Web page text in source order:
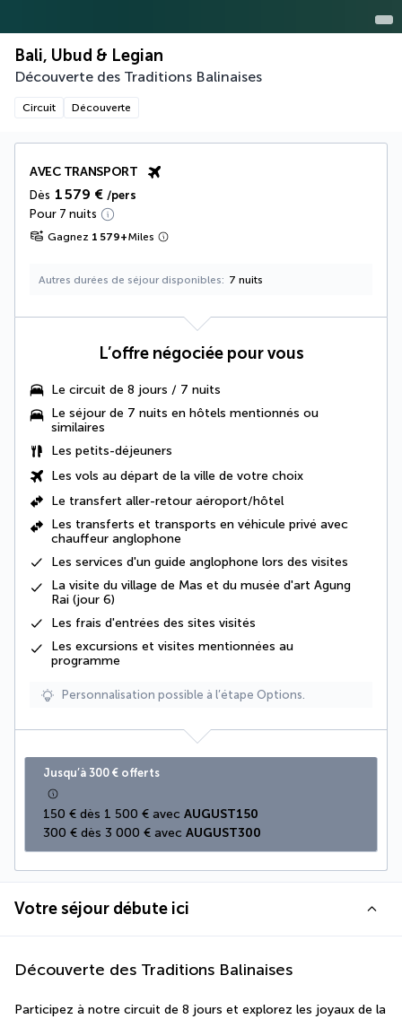
Bali, Ubud & Legian
Découverte des Traditions Balinaises
Circuit Découverte
AVEC TRANSPORT
Dès 1 579 € /pers
Pour 7 nuits
Gagnez 1 579+Miles
Autres durées de séjour disponibles 7 nuits
L’offre négociée pour vous
Le circuit de 8 jours / 7 nuits
Le séjour de 7 nuits en hôtels mentionnés ou
similaires
Les petits-déjeuners
Les vols au départ de la ville de votre choix
Le transfert aller-retour aéroport/hôtel
Les transferts et transports en véhicule privé avec
chauffeur anglophone
Les services d'un guide anglophone lors des visites
La visite du village de Mas et du musée d'art Agung
Rai (jour 6)
Les frais d'entrées des sites visités
Les excursions et visites mentionnées au
programme
Personnalisation possible à l’étape Options.
Jusqu’à 300 € offerts
150 € dès 1 500 € avec AUGUST150
300 € dès 3 000 € avec AUGUST300
Votre séjour débute ici
Découverte des Traditions Balinaises
Participez à notre circuit de 8 jours et explorez les joyaux de la